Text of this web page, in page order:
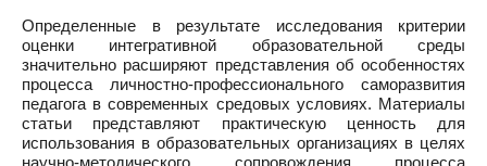
Определенные в результате исследования критерии
оценки интегративной образовательной среды
значительно расширяют представления об особенностях
процесса личностно-профессионального саморазвития
педагога в современных средовых условиях. Материалы
статьи представляют практическую ценность для
использования в образовательных организациях в целях
научно-методического сопровождения процесса